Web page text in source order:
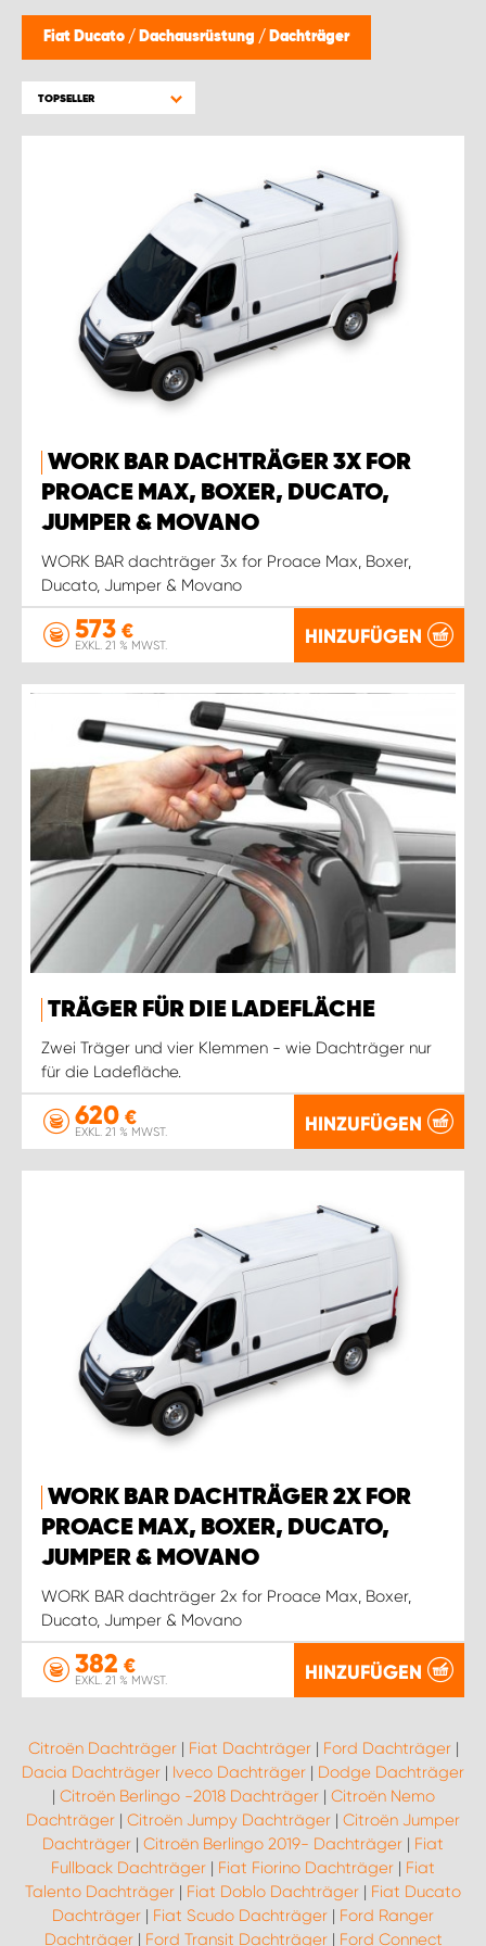
Fiat Ducato / Dachausrüstung / Dachträger
TOPSELLER
WORK BAR DACHTRÄGER 3X FOR
PROACE MAX, BOXER, DUCATO,
JUMPER & MOVANO
WORK BAR dachträger 3x for Proace Max, Boxer,
Ducato, Jumper & Movano
573 €
EXKL. 21 % MWST. HINZUFÜGEN
TRÄGER FÜR DIE LADEFLÄCHE
Zwei Träger und vier Klemmen - wie Dachträger nur
für die Ladefläche.
620 €
EXKL. 21 % MWST. HINZUFÜGEN
WORK BAR DACHTRÄGER 2X FOR
PROACE MAX, BOXER, DUCATO,
JUMPER & MOVANO
WORK BAR dachträger 2x for Proace Max, Boxer,
Ducato, Jumper & Movano
382 €
EXKL. 21 % MWST. HINZUFÜGEN
Citroën Dachträger| Fiat Dachträger| Ford Dachträger|
Dacia Dachträger | Iveco Dachträger | Dodge Dachträger
| Citroën Berlingo -2018 Dachträger| Citroën Nemo
Dachträger | Citroën Jumpy Dachträger | Citroën Jumper
Dachträger | Citroën Berlingo 2019- Dachträger | Fiat
Fullback Dachträger | Fiat Fiorino Dachträger | Fiat
Talento Dachträger | Fiat Doblo Dachträger | Fiat Ducato
Dachträger | Fiat Scudo Dachträger | Ford Ranger
Dachträger| Ford Transit Dachträger| Ford Connect
WORK SYSTEM WORK SYSTEM BRÜGGE